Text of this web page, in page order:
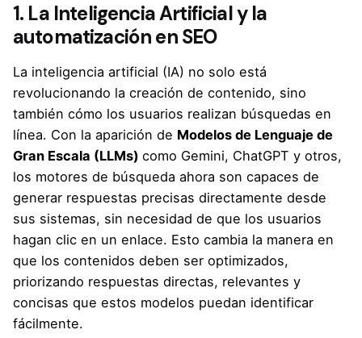
1. La Inteligencia Artificial y la
automatización en SEO
La inteligencia artificial (IA) no solo está
revolucionando la creación de contenido, sino
también cómo los usuarios realizan búsquedas en
línea. Con la aparición de Modelos de Lenguaje de
Gran Escala (LLMs) como Gemini, ChatGPT y otros,
los motores de búsqueda ahora son capaces de
generar respuestas precisas directamente desde
sus sistemas, sin necesidad de que los usuarios
hagan clic en un enlace. Esto cambia la manera en
que los contenidos deben ser optimizados,
priorizando respuestas directas, relevantes y
concisas que estos modelos puedan identificar
fácilmente.